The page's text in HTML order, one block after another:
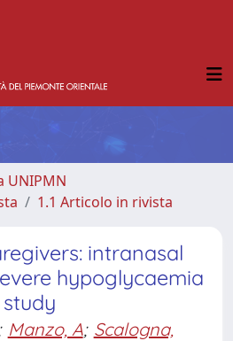
UNIPMN
1.1 Articolo in rivista
intranasal
hypoglycaemia
Manzo, A; Scalogna,